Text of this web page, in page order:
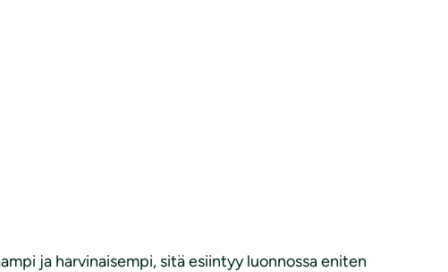
ja harvinaisempi, sitä esiintyy luonnossa eniten